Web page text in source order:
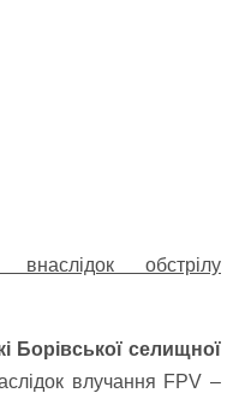
обстрілу
Борівської селищної
влучання FPV –